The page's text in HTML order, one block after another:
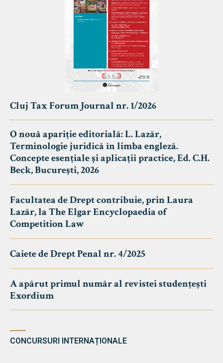
Cluj Tax Forum Journal nr. 1/2026
O nouă apariție editorială: L. Lazăr,
Terminologie juridică în limba engleză.
Concepte esențiale și aplicații practice, Ed. C.H.
Beck, București, 2026
Facultatea de Drept contribuie, prin Laura
Lazăr, la The Elgar Encyclopaedia of
Competition Law
Caiete de Drept Penal nr. 4/2025
A apărut primul număr al revistei studențești
Exordium
CONCURSURI INTERNAȚIONALE